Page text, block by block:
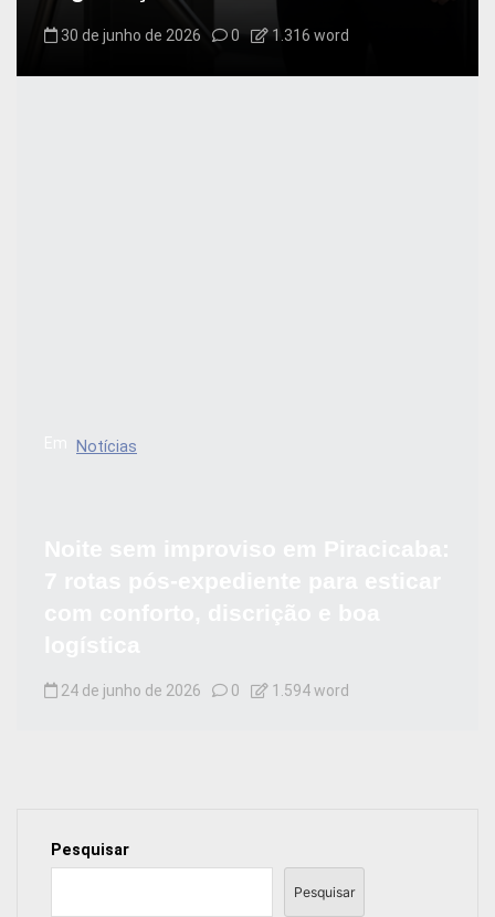
30 de junho de 2026 0 1.316 word
Notícias
24 de junho de 2026 0 1.594 word
Pesquisar
Pesquisar